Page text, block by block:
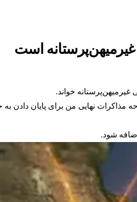
است
خواند.
نهایی من برای پایان دادن
شود.